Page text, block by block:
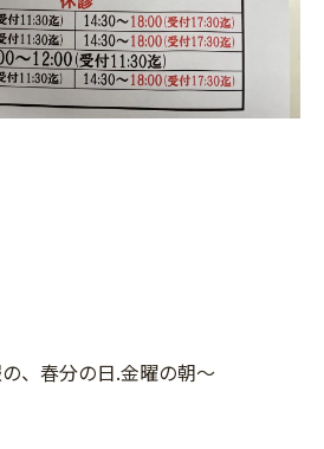
、春分の日.金曜の朝〜